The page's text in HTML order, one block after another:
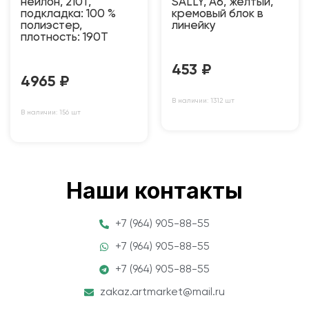
нейлон, 210Т,
подкладка: 100 %
полиэстер,
плотность: 190T
4965 ₽
В наличии: 156 шт
SALLY, A6, желтый,
кремовый блок в
линейку
453 ₽
В наличии: 1312 шт
Наши контакты
+7 (964) 905-88-55
+7 (964) 905-88-55
+7 (964) 905-88-55
zakaz.artmarket@mail.ru